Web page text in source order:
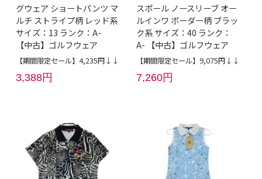
グウェア ショートパンツ マ
ルチ ストライプ柄 レッド系
サイズ：13 ランク：A-
【中古】ゴルフウェア
【期間限定セール】4,235円↓↓
3,388円
スポール ノースリーブ オー
ルインワ ボーダー柄 ブラッ
ク系 サイズ：40 ランク：
A- 【中古】ゴルフウェア
【期間限定セール】9,075円↓↓
7,260円